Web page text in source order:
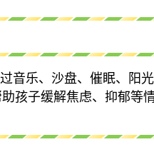
音乐、沙盘、催眠、阳光
孩子缓解焦虑、抑郁等